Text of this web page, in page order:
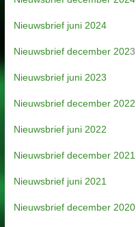
Nieuwsbrief juni 2024
Nieuwsbrief december 2023
Nieuwsbrief juni 2023
Nieuwsbrief december 2022
Nieuwsbrief juni 2022
Nieuwsbrief december 2021
Nieuwsbrief juni 2021
Nieuwsbrief december 2020